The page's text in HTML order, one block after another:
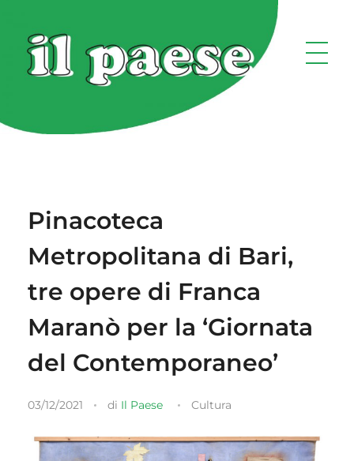
Pinacoteca
Metropolitana di Bari,
tre opere di Franca
Maranò per la ‘Giornata
del Contemporaneo’
03/12/2021 di Il Paese Cultura